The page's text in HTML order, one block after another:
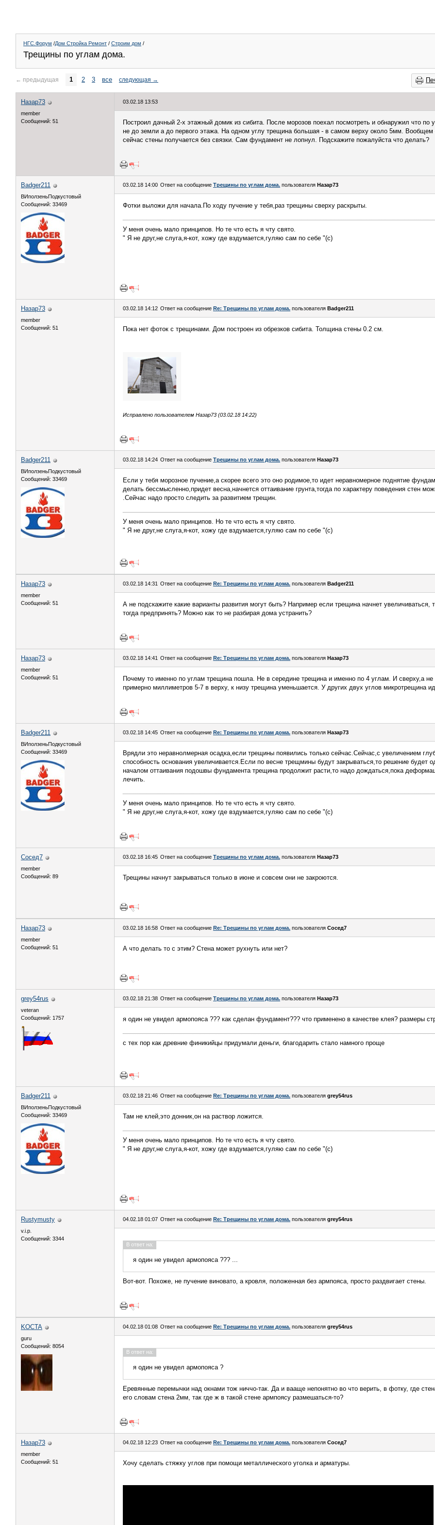
НГС.Форум /Дом Стройка Ремонт / Строим дом /
Трещины по углам дома.
← предыдущая 1 2 3 все следующая →
Назар73
member
Сообщений: 51
03.02.18 13:53
Построил дачный 2-х этажный домик из сибита. После морозов поехал посмотреть и обнаружил что
не до земли а до первого этажа. На одном углу трещина большая - в самом верху около 5мм. Вообщем
сейчас стены получается без связки. Сам фундамент не лопнул. Подскажите пожалуйста что делать?
Badger211
ВИползеньПодкустовый
Сообщений: 33469
03.02.18 14:00 Ответ на сообщение Трещины по углам дома. пользователя Назар73
Фотки выложи для начала.По ходу пучение у тебя,раз трещины сверху раскрыты.
У меня очень мало принципов. Но те что есть я чту свято.
" Я не друг,не слуга,я-кот, хожу где вздумается,гуляю сам по себе "(с)
Назар73
member
Сообщений: 51
03.02.18 14:12 Ответ на сообщение Re: Трещины по углам дома. пользователя Badger211
Пока нет фоток с трещинами. Дом построен из обрезков сибита. Толщина стены 0.2 см.
Исправлено пользователем Назар73 (03.02.18 14:22)
Badger211
ВИползеньПодкустовый
Сообщений: 33469
03.02.18 14:24 Ответ на сообщение Трещины по углам дома. пользователя Назар73
Если у тебя морозное пучение,а скорее всего это оно родимое,то идет неравномерное поднятие
делать бессмысленно,придет весна,начнется оттаивание грунта,тогда по характеру поведения стен
.Сейчас надо просто следить за развитием трещин.
У меня очень мало принципов. Но те что есть я чту свято.
" Я не друг,не слуга,я-кот, хожу где вздумается,гуляю сам по себе "(с)
Назар73
member
Сообщений: 51
03.02.18 14:31 Ответ на сообщение Re: Трещины по углам дома. пользователя Badger211
А не подскажите какие варианты развития могут быть? Например если трещина начнет увеличиваться,
тогда предпринять? Можно как то не разбирая дома устранить?
Назар73
member
Сообщений: 51
03.02.18 14:41 Ответ на сообщение Re: Трещины по углам дома. пользователя Назар73
Почему то именно по углам трещина пошла. Не в середине трещина и именно по 4 углам. И сверху,а не
примерно миллиметров 5-7 в верху, к низу трещина уменьшается. У других двух углов микротрещина
Badger211
ВИползеньПодкустовый
Сообщений: 33469
03.02.18 14:45 Ответ на сообщение Re: Трещины по углам дома. пользователя Назар73
Врядли это неравнолмерная осадка,если трещины появились только сейчас.Сейчас,с увеличением
способность основания увеличивается.Если по весне трещмины будут закрываться,то решение будет
началом оттаивания подошвы фундамента трещина продолжит расти,то надо дождаться,пока
лечить.
У меня очень мало принципов. Но те что есть я чту свято.
" Я не друг,не слуга,я-кот, хожу где вздумается,гуляю сам по себе "(с)
Сосед7
member
Сообщений: 89
03.02.18 16:45 Ответ на сообщение Трещины по углам дома. пользователя Назар73
Трещины начнут закрываться только в июне и совсем они не закроются.
Назар73
member
Сообщений: 51
03.02.18 16:58 Ответ на сообщение Re: Трещины по углам дома. пользователя Сосед7
А что делать то с этим? Стена может рухнуть или нет?
grey54rus
veteran
Сообщений: 1757
03.02.18 21:38 Ответ на сообщение Трещины по углам дома. пользователя Назар73
я один не увидел армопояса ??? как сделан фундамент??? что применено в качестве клея? размеры
с тех пор как древние финикийцы придумали деньги, благодарить стало намного проще
Badger211
ВИползеньПодкустовый
Сообщений: 33469
03.02.18 21:46 Ответ на сообщение Re: Трещины по углам дома. пользователя grey54rus
Там не клей,это донник,он на раствор ложится.
У меня очень мало принципов. Но те что есть я чту свято.
" Я не друг,не слуга,я-кот, хожу где вздумается,гуляю сам по себе "(с)
Rustymusty
v.i.p.
Сообщений: 3344
04.02.18 01:07 Ответ на сообщение Re: Трещины по углам дома. пользователя grey54rus
В ответ на:
я один не увидел армопояса ??? ...
Вот-вот. Похоже, не пучение виновато, а кровля, положенная без армпояса, просто раздвигает стены.
KOCTA
guru
Сообщений: 8054
04.02.18 01:08 Ответ на сообщение Re: Трещины по углам дома. пользователя grey54rus
В ответ на:
я один не увидел армопояса ?
Еревянные перемычки над окнами тож ниччо-так. Да и вааще непонятно во что верить, в фотку, где
его словам стена 2мм, так где ж в такой стене армпоясу размешаться-то?
Назар73
member
Сообщений: 51
04.02.18 12:23 Ответ на сообщение Re: Трещины по углам дома. пользователя Сосед7
Хочу сделать стяжку углов при помощи металлического уголка и арматуры.